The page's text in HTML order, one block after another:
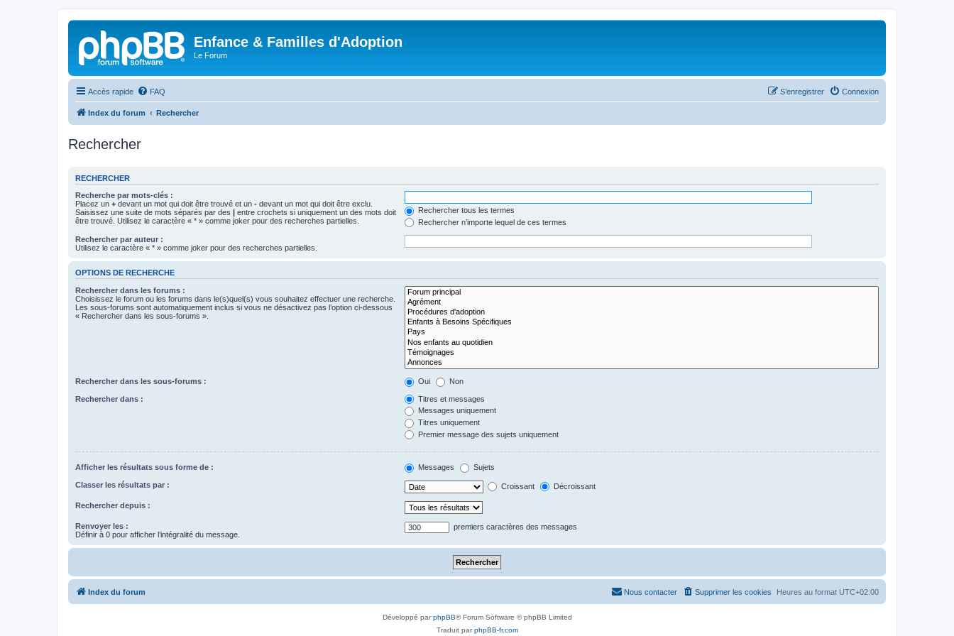
Enfance & Familles d'Adoption
Le Forum
Accès rapide FAQ Connexion
S’enregistrer
Index du forum Rechercher
Rechercher
RECHERCHER
Recherche par mots-clés :
Placez un + devant un mot qui doit être trouvé et un - devant un mot qui doit être exclu.
Saisissez une suite de mots séparés par des | entre crochets si uniquement un des mots doit
être trouvé. Utilisez le caractère « * » comme joker pour des recherches partielles.
Rechercher tous les termes
Rechercher n’importe lequel de ces termes
Rechercher par auteur :
Utilisez le caractère « * » comme joker pour des recherches partielles.
OPTIONS DE RECHERCHE
Rechercher dans les forums :
Choisissez le forum ou les forums dans le(s)quel(s) vous souhaitez effectuer une recherche.
Les sous-forums sont automatiquement inclus si vous ne désactivez pas l’option ci-dessous
« Rechercher dans les sous-forums ».
Rechercher dans les sous-forums : Oui Non
Rechercher dans :
Titres et messages
Messages uniquement
Titres uniquement
Premier message des sujets uniquement
Afficher les résultats sous forme de : Messages Sujets
Classer les résultats par : Croissant Décroissant
Rechercher depuis :
Renvoyer les :
Définir à 0 pour afficher l’intégralité du message.
premiers caractères des messages
Index du forum Heures au format UTC+02:00
Supprimer les cookies
Nous contacter
Développé parphpBB® Forum Software © phpBB Limited
Traduit parphpBB-fr.com